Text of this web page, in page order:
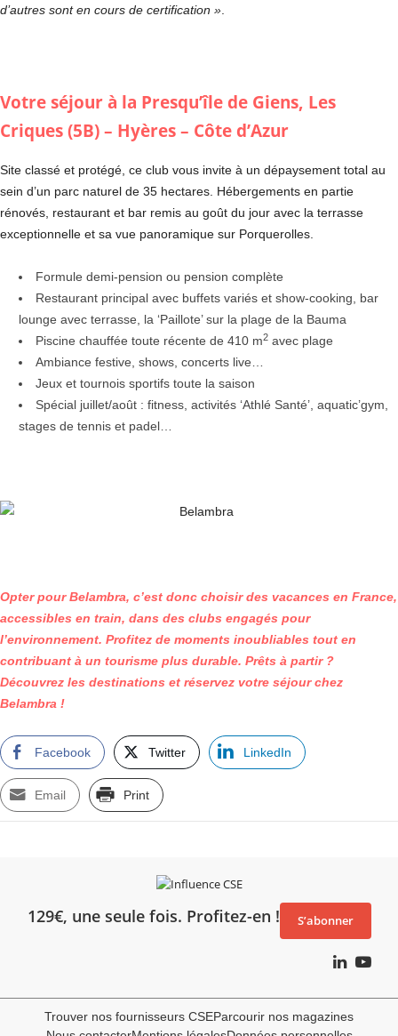
d’autres sont en cours de certification »
Votre séjour à la Presqu’île de Giens, Les
Criques (5B) – Hyères – Côte d’Azur
Site classé et protégé, ce club vous invite à un dépaysement total au
sein d’un parc naturel de 35 hectares. Hébergements en partie
rénovés, restaurant et bar remis au goût du jour avec la terrasse
exceptionnelle et sa vue panoramique sur Porquerolles.
Formule demi-pension ou pension complète
Restaurant principal avec buffets variés et show-cooking, bar
lounge avec terrasse, la ‘Paillote’ sur la plage de la Bauma
Piscine chauffée toute récente de 410 m2 avec plage
Ambiance festive, shows, concerts live…
Jeux et tournois sportifs toute la saison
Spécial juillet/août : fitness, activités ‘Athlé Santé’, aquatic’gym,
stages de tennis et padel…
Opter pour Belambra, c’est donc choisir des vacances en France,
accessibles en train, dans des clubs engagés pour
l’environnement. Profitez de moments inoubliables tout en
contribuant à un tourisme plus durable. Prêts à partir ?
Découvrez les destinations et réservez votre séjour chez
Belambra !
Facebook Twitter LinkedIn
Email Print
129€, une seule fois. Profitez-en ! S’abonner
Trouver nos fournisseurs CSEParcourir nos magazines